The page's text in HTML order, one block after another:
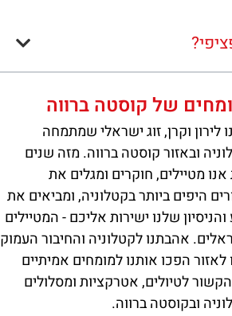
של קוסטה ברווה
לירון וקרן, זוג ישראלי שמתמחה
ובאזור קוסטה ברווה. מזה שנים
אנו מטיילים, חוקרים ומגלים את
היפים ביותר בקטלוניה, ומביאים את
והניסיון שלנו ישירות אליכם - המטיילים
אהבתנו לקטלוניה והחיבור העמוק
לאזור הפכו אותנו למומחים אמיתיים
לטיולים, אטרקציות ומסלולים
ובקוסטה ברווה.